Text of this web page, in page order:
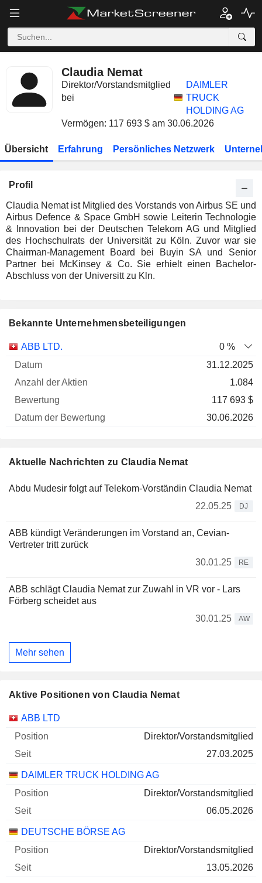
Claudia Nemat
Direktor/Vorstandsmitglied
bei
DAIMLER
TRUCK
HOLDING AG
Vermögen: 117 693 $ am 30.06.2026
Übersicht Erfahrung Persönliches Netzwerk
Profil
Claudia Nemat ist Mitglied des Vorstands von Airbus SE und
Airbus Defence & Space GmbH sowie Leiterin Technologie
& Innovation bei der Deutschen Telekom AG und Mitglied
des Hochschulrats der Universität zu Köln. Zuvor war sie
Chairman-Management Board bei Buyin SA und Senior
Partner bei McKinsey & Co. Sie erhielt einen Bachelor-
Abschluss von der Universitt zu Kln.
Bekannte Unternehmensbeteiligungen
Unternehmen
Bewertung
ABB LTD.
0 %
31.12.2025
1.084
117 693 $
30.06.2026
Aktuelle Nachrichten zu Claudia Nemat
Abdu Mudesir folgt auf Telekom-Vorständin Claudia Nemat
22.05.25
DJ
ABB kündigt Veränderungen im Vorstand an, Cevian-
Vertreter tritt zurück
30.01.25
RE
ABB schlägt Claudia Nemat zur Zuwahl in VR vor - Lars
Förberg scheidet aus
30.01.25
AW
Mehr sehen
Aktive Positionen von Claudia Nemat
Unternehmen
ABB LTD
Direktor/Vorstandsmitglied
27.03.2025
DAIMLER TRUCK HOLDING AG
Direktor/Vorstandsmitglied
06.05.2026
DEUTSCHE BÖRSE AG
Direktor/Vorstandsmitglied
13.05.2026